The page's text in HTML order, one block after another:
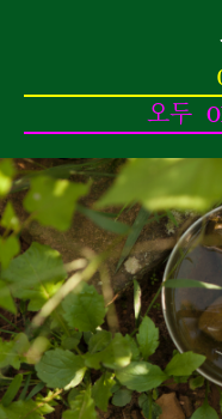
관상
이동전조 異同前兆
0 신경구멍 神經洞
❍ 내가 없는
오두